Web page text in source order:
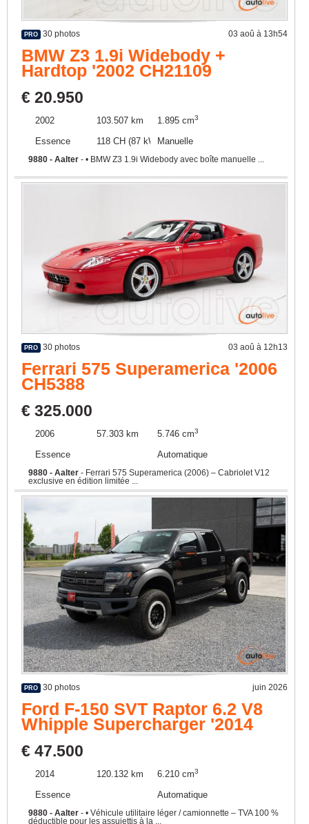
PRO 30 photos 03 aoû à 13h54
BMW Z3 1.9i Widebody +
Hardtop '2002 CH21109
€ 20.950
2002 103.507 km 1.895 cm3
Essence 118 CH (87 kW)Manuelle
9880 - Aalter - • BMW Z3 1.9i Widebody avec boîte manuelle ...
PRO 30 photos 03 aoû à 12h13
Ferrari 575 Superamerica '2006
CH5388
€ 325.000
2006 57.303 km 5.746 cm3
Essence Automatique
9880 - Aalter - Ferrari 575 Superamerica (2006) – Cabriolet V12
exclusive en édition limitée ...
PRO 30 photos juin 2026
Ford F-150 SVT Raptor 6.2 V8
Whipple Supercharger '2014
CH05466
€ 47.500
2014 120.132 km 6.210 cm3
Essence Automatique
9880 - Aalter - • Véhicule utilitaire léger / camionnette – TVA 100 %
déductible pour les assujettis à la ...